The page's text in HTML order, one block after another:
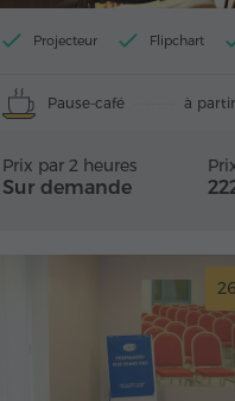
Projecteur Flipchart
Pause-café à
Prix par 2 heures
Sur demande